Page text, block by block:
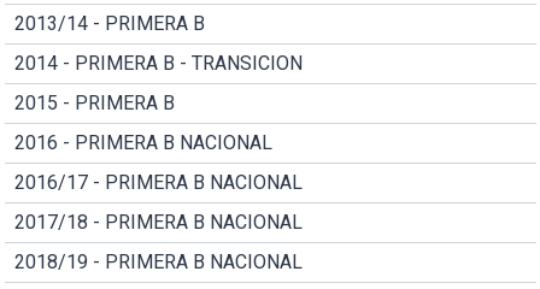
2013/14 - PRIMERA B
2014 - PRIMERA B - TRANSICION
2015 - PRIMERA B
2016 - PRIMERA B NACIONAL
2016/17 - PRIMERA B NACIONAL
2017/18 - PRIMERA B NACIONAL
2018/19 - PRIMERA B NACIONAL